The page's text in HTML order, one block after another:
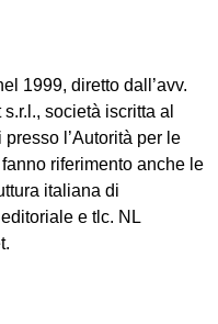
1999, diretto dall’avv.
società iscritta al
l’Autorità per le
riferimento anche le
italiana di
e tlc. NL